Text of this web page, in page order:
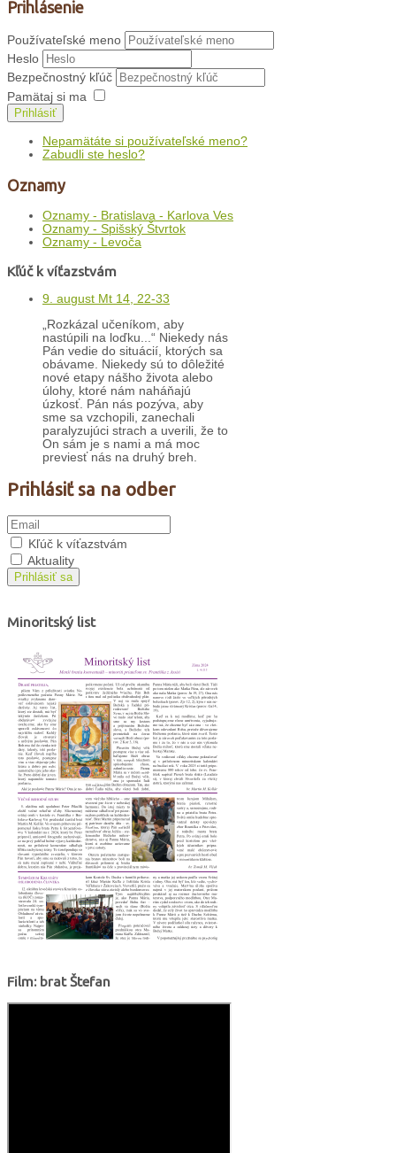
Prihlásenie
Používateľské meno
Heslo
Bezpečnostný kľúč
Pamätaj si ma
Prihlásiť
Nepamätáte si používateľské meno?
Zabudli ste heslo?
Oznamy
Oznamy - Bratislava - Karlova Ves
Oznamy - Spišský Štvrtok
Oznamy - Levoča
Kľúč k víťazstvám
9. august Mt 14, 22-33
„Rozkázal učeníkom, aby
nastúpili na loďku...“ Niekedy nás
Pán vedie do situácií, ktorých sa
obávame. Niekedy sú to dôležité
nové etapy nášho života alebo
úlohy, ktoré nám naháňajú
úzkosť. Pán nás pozýva, aby
sme sa vzchopili, zanechali
paralyzujúci strach a uverili, že to
On sám je s nami a má moc
previesť nás na druhý breh.
Prihlásiť sa na odber
Kľúč k víťazstvám
Aktuality
Prihlásiť sa
Minoritský list
Film: brat Štefan